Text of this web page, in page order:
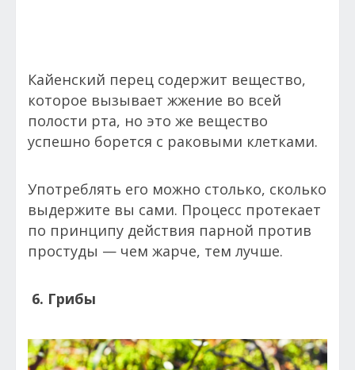
Кайенский перец содержит вещество,
которое вызывает жжение во всей
полости рта, но это же вещество
успешно борется с раковыми клетками.
Употреблять его можно столько, сколько
выдержите вы сами. Процесс протекает
по принципу действия парной против
простуды — чем жарче, тем лучше.
6. Грибы